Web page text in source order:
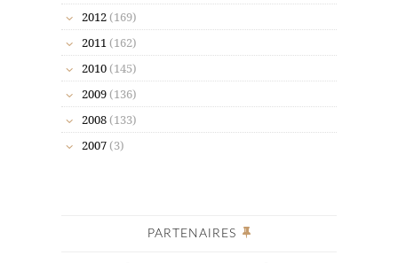
2012 (169)
2011 (162)
2010 (145)
2009 (136)
2008 (133)
2007 (3)
PARTENAIRES